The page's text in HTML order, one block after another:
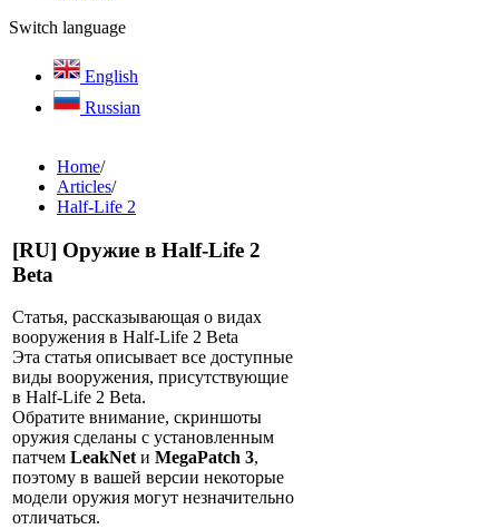
Switch language
English
Russian
Home/
Articles/
Half-Life 2
[RU] Оружие в Half-Life 2
Beta
Статья, рассказывающая о видах
вооружения в Half-Life 2 Beta
Эта статья описывает все доступные
виды вооружения, присутствующие
в Half-Life 2 Beta.
Обратите внимание, скриншоты
оружия сделаны с установленным
патчем LeakNetи MegaPatch 3,
поэтому в вашей версии некоторые
модели оружия могут незначительно
отличаться.